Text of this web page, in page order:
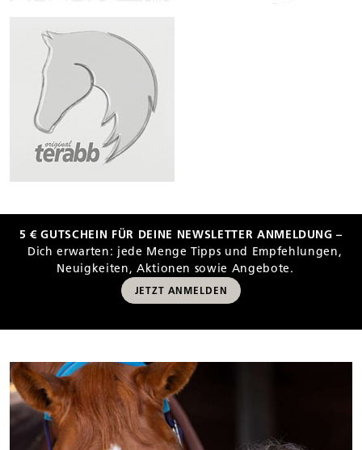
5 € GUTSCHEIN FÜR DEINE NEWSLETTER ANMELDUNG –
Dich erwarten: jede Menge Tipps und Empfehlungen,
Neuigkeiten, Aktionen sowie Angebote.
JETZT ANMELDEN